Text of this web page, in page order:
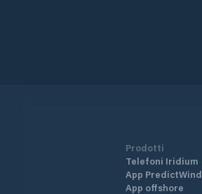
Prodotti
Telefoni Iridium
App PredictWind
App offshore